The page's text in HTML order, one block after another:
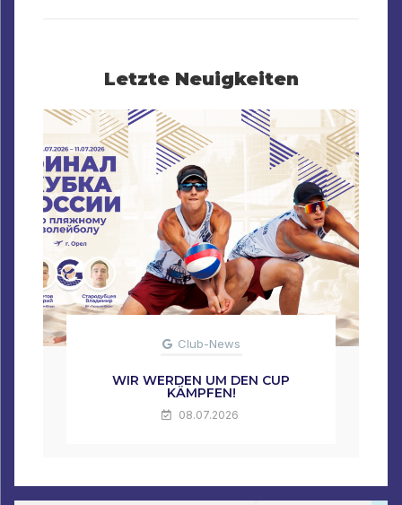
Letzte Neuigkeiten
Club-News
WIR WERDEN UM DEN CUP
KÄMPFEN!
08.07.2026